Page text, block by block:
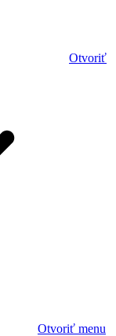
Otvoriť
Otvoriť menu